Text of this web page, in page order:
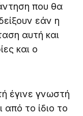
που θα
εάν η
αυτή και
και ο
έγινε γνωστή
το ίδιο το